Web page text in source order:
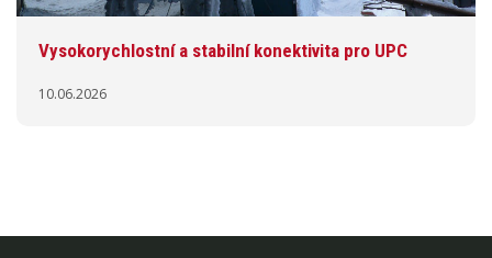
Vysokorychlostní a stabilní konektivita pro UPC
10.06.2026